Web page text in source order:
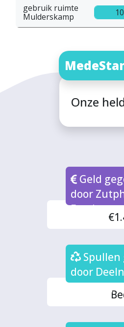
gebruik ruimte
Mulderskamp
Onze
Geld
door
Fonds
Spullen
door
eigen